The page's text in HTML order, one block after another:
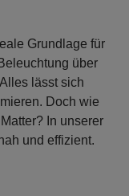
Grundlage für
über
lässt sich
Doch wie
In unserer
und effizient.